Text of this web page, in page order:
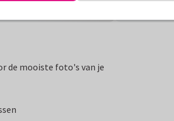
de mooiste foto's van je